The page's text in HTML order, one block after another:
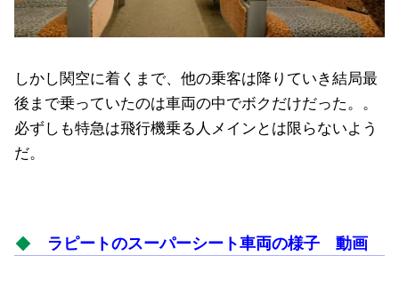
しかし関空に着くまで、他の乗客は降りていき結局最
後まで乗っていたのは車両の中でボクだけだった。。
必ずしも特急は飛行機乗る人メインとは限らないよう
だ。
ラピートのスーパーシート車両の様子 動画